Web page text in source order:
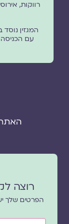
רווקות,
רוצה
הפרטים שלך
שם